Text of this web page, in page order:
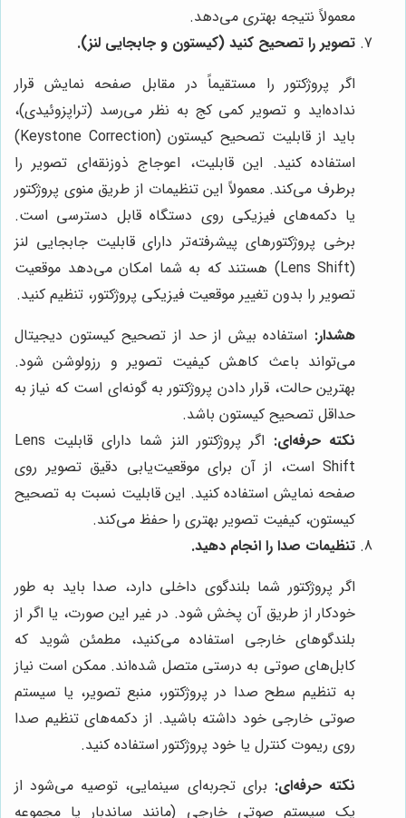
معمولاً نتیجه بهتری می‌دهد.
تصویر را تصحیح کنید (کیستون و جابجایی لنز).
اگر پروژکتور را مستقیماً در مقابل صفحه نمایش قرار
نداده‌اید و تصویر کمی کج به نظر می‌رسد (تراپزوئیدی)،
باید از قابلیت تصحیح کیستون (Keystone Correction)
استفاده کنید. این قابلیت، اعوجاج ذوزنقه‌ای تصویر را
برطرف می‌کند. معمولاً این تنظیمات از طریق منوی پروژکتور
یا دکمه‌های فیزیکی روی دستگاه قابل دسترسی است.
برخی پروژکتورهای پیشرفته‌تر دارای قابلیت جابجایی لنز
(Lens Shift) هستند که به شما امکان می‌دهد موقعیت
تصویر را بدون تغییر موقعیت فیزیکی پروژکتور، تنظیم کنید.
هشدار: استفاده بیش از حد از تصحیح کیستون دیجیتال
می‌تواند باعث کاهش کیفیت تصویر و رزولوشن شود.
بهترین حالت، قرار دادن پروژکتور به گونه‌ای است که نیاز به
حداقل تصحیح کیستون باشد.
نکته حرفه‌ای:
اگر پروژکتور النز شما دارای قابلیت Lens
Shift است، از آن برای موقعیت‌یابی دقیق تصویر روی
صفحه نمایش استفاده کنید. این قابلیت نسبت به تصحیح
کیستون، کیفیت تصویر بهتری را حفظ می‌کند.
تنظیمات صدا را انجام دهید.
اگر پروژکتور شما بلندگوی داخلی دارد، صدا باید به طور
خودکار از طریق آن پخش شود. در غیر این صورت، یا اگر از
بلندگوهای خارجی استفاده می‌کنید، مطمئن شوید که
کابل‌های صوتی به درستی متصل شده‌اند. ممکن است نیاز
به تنظیم سطح صدا در پروژکتور، منبع تصویر، یا سیستم
صوتی خارجی خود داشته باشید. از دکمه‌های تنظیم صدا
روی ریموت کنترل یا خود پروژکتور استفاده کنید.
نکته حرفه‌ای: برای تجربه‌ای سینمایی، توصیه می‌شود از
یک سیستم صوتی خارجی (مانند ساندبار یا مجموعه